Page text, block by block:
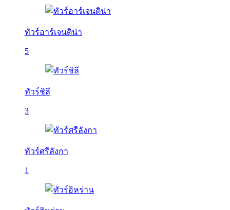
ทัวร์อาร์เจนติน่า
5
ทัวร์ชิลี
3
ทัวร์ศรีลังกา
1